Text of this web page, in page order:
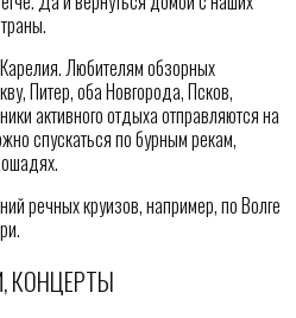
Любителям обзорных
Питер, оба Новгорода, Псков,
активного отдыха отправляются на
спускаться по бурным рекам,
речных круизов, например, по Волге
КОНЦЕРТЫ